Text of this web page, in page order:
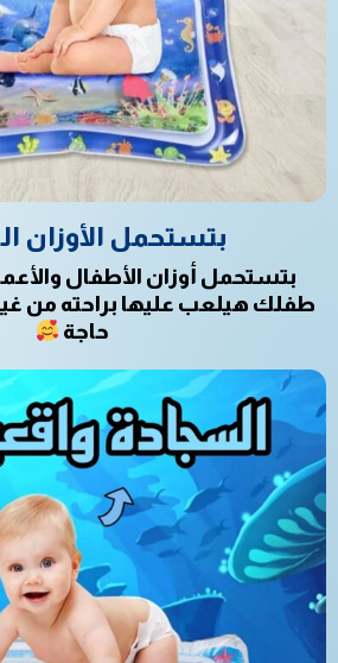
بتستحمل الأوزان
بتستحمل أوزان الأطفال
طفلك هيلعب عليها براحته من
حاجة